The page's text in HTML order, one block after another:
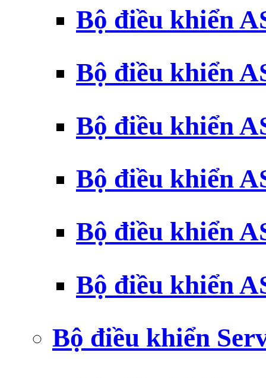
Bộ điều khiển
Bộ điều khiển
Bộ điều khiển
Bộ điều khiển
Bộ điều khiển
Bộ điều khiển
Bộ điều khiển